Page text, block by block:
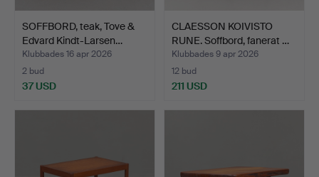
SOFFBORD, teak, Tove &
Edvard Kindt-Larsen…
Klubbades 16 apr 2026
2 bud
37 USD
CLAESSON KOIVISTO
RUNE. Soffbord, fanerat …
Klubbades 9 apr 2026
12 bud
211 USD